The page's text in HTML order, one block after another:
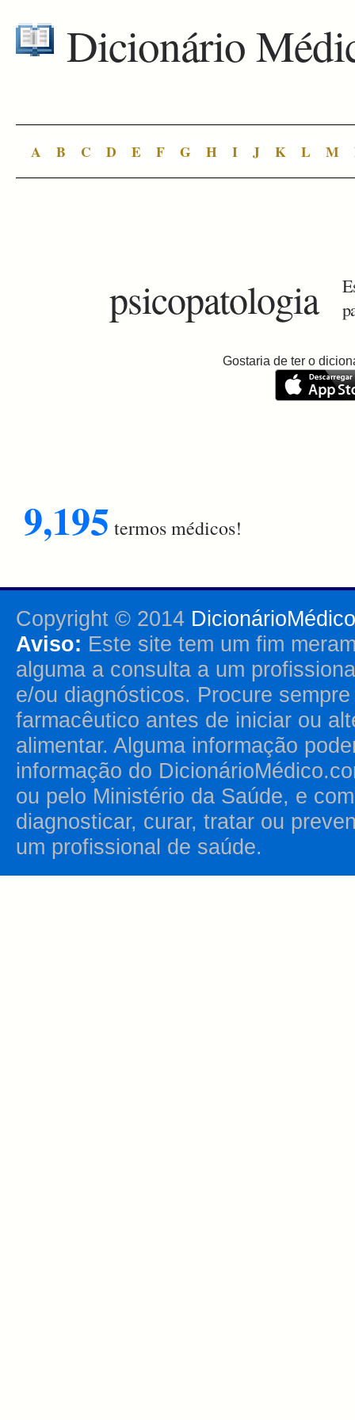
Dicionário
A B C D E F G H I J K L M
psicopatologia
Gostaria de ter o
9,195 termos médicos!
Copyright © 2014
Aviso: Este site tem um fim
alguma a consulta a um
e/ou diagnósticos. Procure
farmacêutico antes de iniciar ou
alimentar. Alguma informação
informação do
ou pelo Ministério da Saúde, e
diagnosticar, curar, tratar ou
um profissional de saúde.